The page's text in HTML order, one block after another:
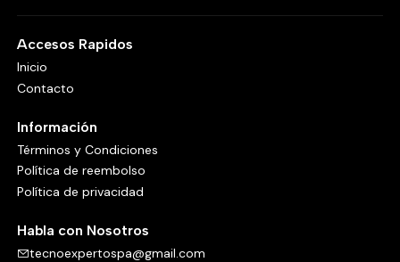
Accesos Rapidos
Inicio
Contacto
Información
Términos y Condiciones
Política de reembolso
Política de privacidad
Habla con Nosotros
tecnoexpertospa@gmail.com